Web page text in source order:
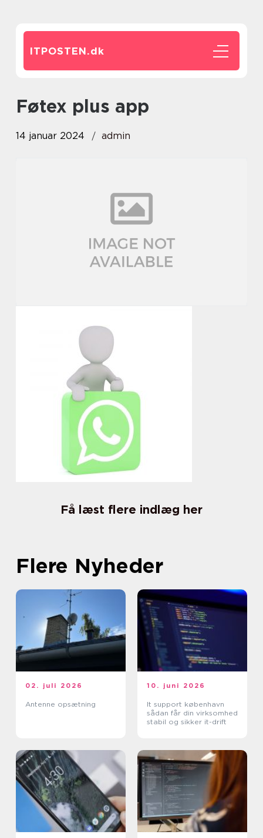
ITPOSTEN.dk
føtex plus app
14 januar 2024 admin
Få læst flere indlæg her
Flere Nyheder
02. juli 2026
Antenne opsætning
10. juni 2026
It support københavn
sådan får din virksomhed
stabil og sikker it-drift